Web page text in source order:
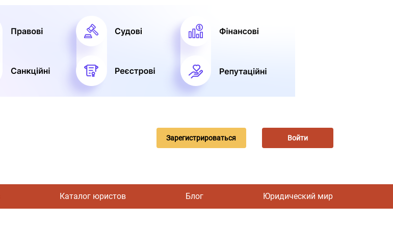
Зарегистрироваться Войти
Каталог юристов Блог Юридический мир